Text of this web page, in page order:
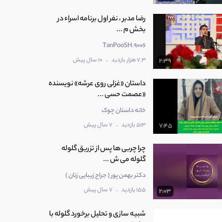
2:39
رضا مدبر ، نفر اول برنامه اسراء در
بخش م ...
TanPooSH.9006
7.3 هزار بازدید . 10 سال پیش
7:45
داستان «غزلی روی عرشه» نویسنده
«عصمت حسی ...
خانه داستان چوک
513 بازدید . 7 سال پیش
2:03
چرا چربی ها پس از تزریق گلوله
گلوله می ش ...
دکتر بهمن پور ( جراح زیبایی زنان )
155 بازدید . 7 سال پیش
شبیه سازی و تحلیل برخورد گلوله با